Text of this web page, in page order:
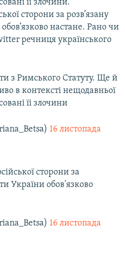
її злочини.
сторони за розв’язану
настане. Рано чи
речниця українського
з Римського Статуту. Ще й
в контексті нещодавньої
їі злочини
16 листопада
сторони за
України обов'язково
16 листопада